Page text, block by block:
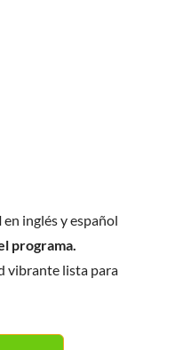
en inglés y español
programa.
vibrante lista para